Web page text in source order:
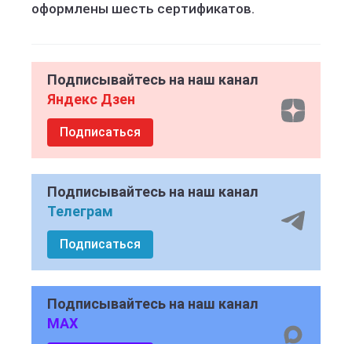
оформлены шесть сертификатов.
Подписывайтесь на наш канал
Яндекс Дзен
Подписаться
Подписывайтесь на наш канал
Телеграм
Подписаться
Подписывайтесь на наш канал
MAX